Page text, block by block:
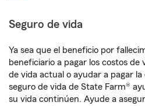
Seguro de vida
Ya sea que el beneficio por
beneficiario a pagar los costos de
de vida actual o ayudar a pagar la
seguro de vida de State Farm®
su vida continúen. Ayude a